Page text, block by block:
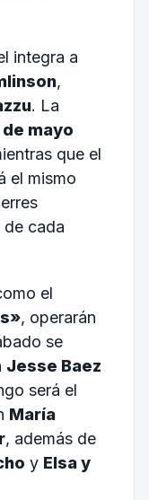
integra a
,
. La
de mayo
que el
el mismo
de cada
el
, operarán
se
Jesse Baez
será el
María
, además de
y Elsa y